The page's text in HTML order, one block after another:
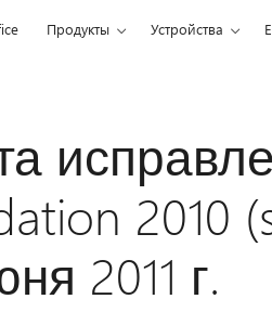
Продукты Устройства
2010
2011 г.